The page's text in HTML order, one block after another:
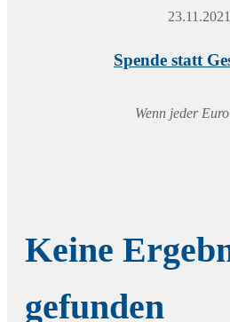
23.11.2021
Spende statt
Wenn jeder
Keine
gefunden